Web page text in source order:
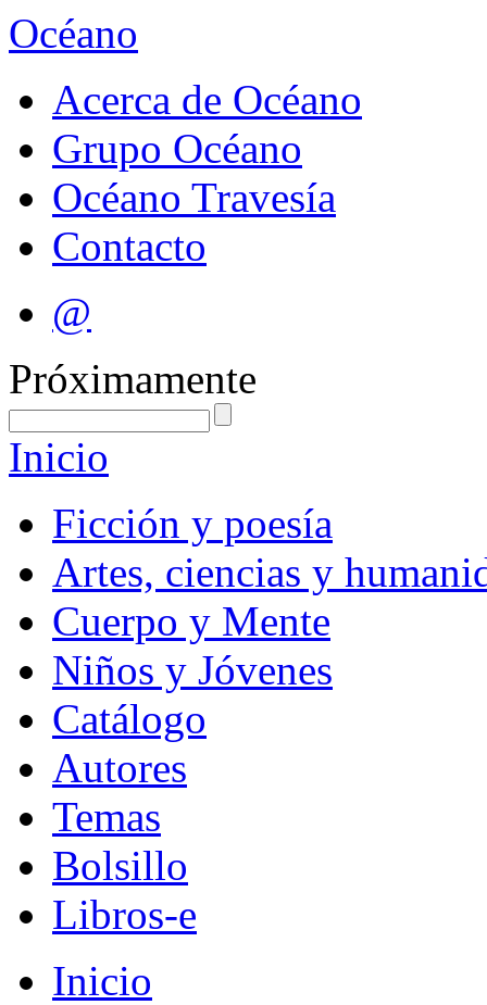
Océano
Acerca de Océano
Grupo Océano
Océano Travesía
Contacto
@
Próximamente
Inicio
Ficción y poesía
Artes, ciencias y
Cuerpo y Mente
Niños y Jóvenes
Catálogo
Autores
Temas
Bolsillo
Libros-e
Inicio